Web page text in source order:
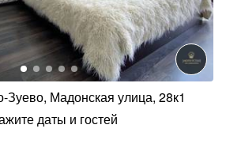
Зуево, Мадонская улица, 28к1
даты и гостей